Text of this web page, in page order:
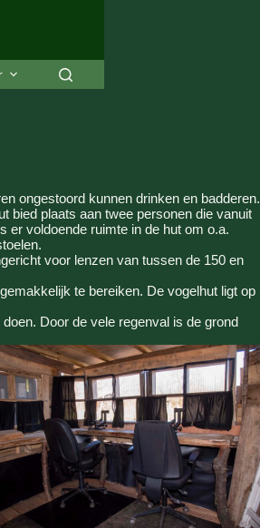
ongestoord kunnen drinken en badderen.
bied plaats aan twee personen die vanuit
er voldoende ruimte in de hut om o.a.
voor lenzen van tussen de 150 en
te bereiken. De vogelhut ligt op
Door de vele regenval is de grond